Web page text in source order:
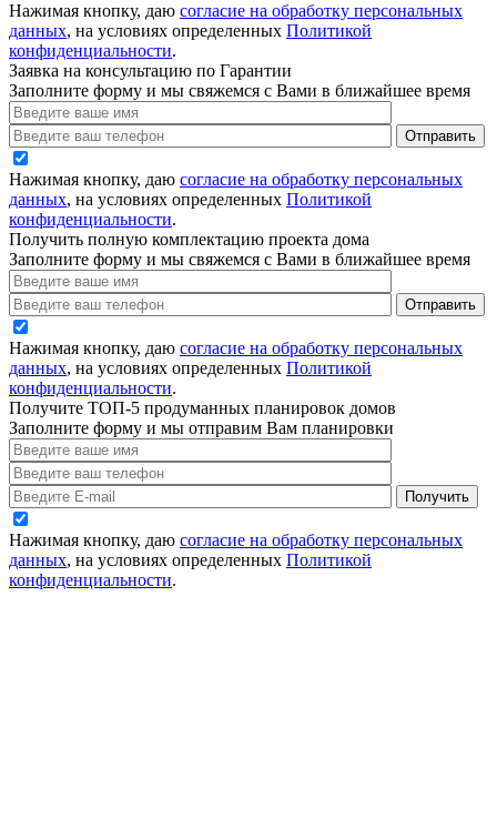
Нажимая кнопку, даю согласие на обработку персональных
данных, на условиях определенных Политикой
конфиденциальности.
Заявка на консультацию по Гарантии
Заполните форму и мы свяжемся с Вами в ближайшее время
Нажимая кнопку, даю согласие на обработку персональных
данных, на условиях определенных Политикой
конфиденциальности.
Получить полную комплектацию проекта дома
Заполните форму и мы свяжемся с Вами в ближайшее время
Нажимая кнопку, даю согласие на обработку персональных
данных, на условиях определенных Политикой
конфиденциальности.
Получите ТОП-5 продуманных планировок домов
Заполните форму и мы отправим Вам планировки
Нажимая кнопку, даю согласие на обработку персональных
данных, на условиях определенных Политикой
конфиденциальности.